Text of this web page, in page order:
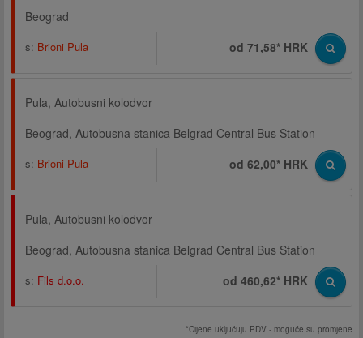
Beograd
s: Brioni Pula od 71,58* HRK
Pula, Autobusni kolodvor
Beograd, Autobusna stanica Belgrad Central Bus Station
s: Brioni Pula od 62,00* HRK
Pula, Autobusni kolodvor
Beograd, Autobusna stanica Belgrad Central Bus Station
s: Fils d.o.o. od 460,62* HRK
*Cijene uključuju PDV - moguće su promjene